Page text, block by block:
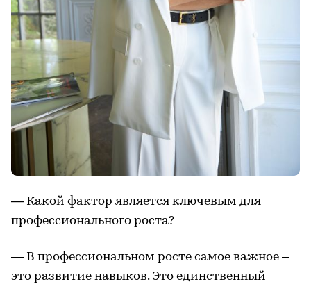
— Какой фактор является ключевым для
профессионального роста?
— В профессиональном росте самое важное –
это развитие навыков. Это единственный